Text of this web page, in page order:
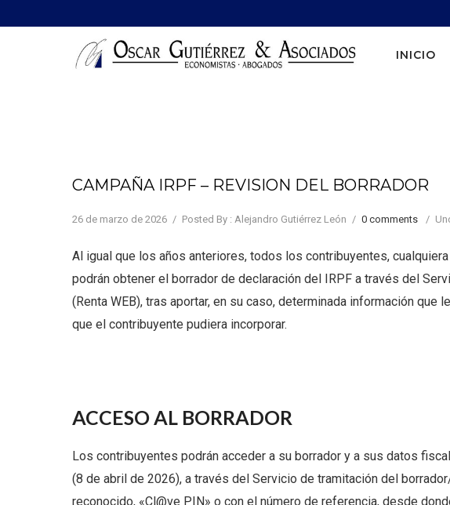
INICIO
CAMPAÑA IRPF – REVISION DEL BORRADOR
26 de marzo de 2026 / Posted By : Alejandro Gutiérrez León / 0 comments /
Al igual que los años anteriores, todos los contribuyentes,
podrán obtener el borrador de declaración del IRPF a través del
(Renta WEB), tras aportar, en su caso, determinada información
que el contribuyente pudiera incorporar.
ACCESO AL BORRADOR
Los contribuyentes podrán acceder a su borrador y a sus datos
(8 de abril de 2026), a través del Servicio de tramitación del
reconocido, «Cl@ve PIN» o con el número de referencia, desde